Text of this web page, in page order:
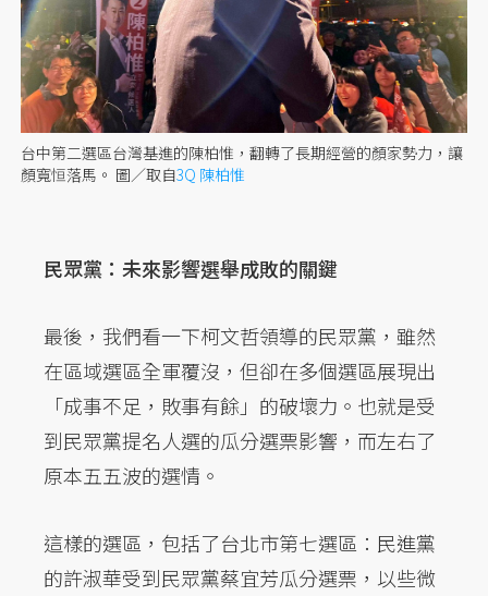
台中第二選區台灣基進的陳柏惟，翻轉了長期經營的顏家勢力，讓
顏寬恒落馬。 圖／取自3Q 陳柏惟
民眾黨：未來影響選舉成敗的關鍵
最後，我們看一下柯文哲領導的民眾黨，雖然
在區域選區全軍覆沒，但卻在多個選區展現出
「成事不足，敗事有餘」的破壞力。也就是受
到民眾黨提名人選的瓜分選票影響，而左右了
原本五五波的選情。
這樣的選區，包括了台北市第七選區：民進黨
的許淑華受到民眾黨蔡宜芳瓜分選票，以些微